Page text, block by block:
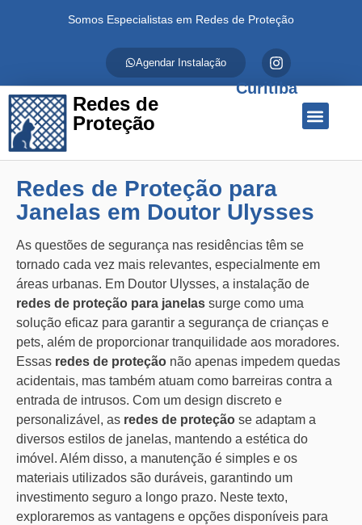
Somos Especialistas em Redes de Proteção
Agendar Instalação
Redes de
Proteção
Curitiba
Redes de Proteção para
Janelas em Doutor Ulysses
As questões de segurança nas residências têm se
tornado cada vez mais relevantes, especialmente em
áreas urbanas. Em Doutor Ulysses, a instalação de
redes de proteção para janelas surge como uma
solução eficaz para garantir a segurança de crianças e
pets, além de proporcionar tranquilidade aos moradores.
Essas redes de proteção não apenas impedem quedas
acidentais, mas também atuam como barreiras contra a
entrada de intrusos. Com um design discreto e
personalizável, as redes de proteção se adaptam a
diversos estilos de janelas, mantendo a estética do
imóvel. Além disso, a manutenção é simples e os
materiais utilizados são duráveis, garantindo um
investimento seguro a longo prazo. Neste texto,
exploraremos as vantagens e opções disponíveis para